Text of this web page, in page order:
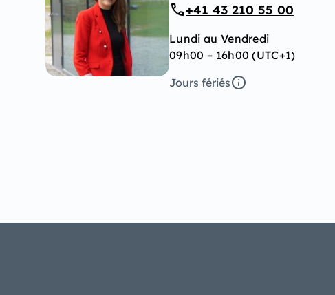
+41 43 210 55 00
Lundi au Vendredi
09h00 – 16h00 (UTC+1)
Jours fériés